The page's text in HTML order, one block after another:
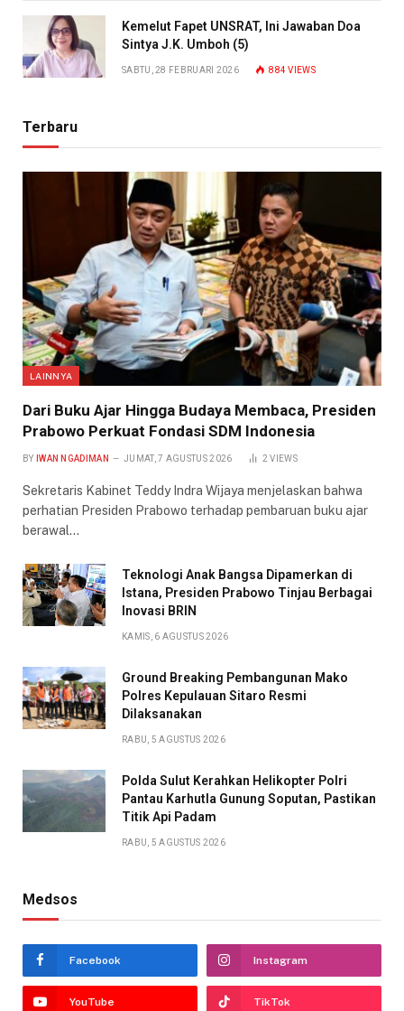
Kemelut Fapet UNSRAT, Ini Jawaban Doa
Sintya J.K. Umboh (5)
SABTU, 28 FEBRUARI 2026 884VIEWS
Terbaru
LAINNYA
Dari Buku Ajar Hingga Budaya Membaca, Presiden
Prabowo Perkuat Fondasi SDM Indonesia
BY IWAN NGADIMAN JUMAT, 7 AGUSTUS 2026 2VIEWS
Sekretaris Kabinet Teddy Indra Wijaya menjelaskan bahwa
perhatian Presiden Prabowo terhadap pembaruan buku ajar
berawal…
Teknologi Anak Bangsa Dipamerkan di
Istana, Presiden Prabowo Tinjau Berbagai
Inovasi BRIN
KAMIS, 6 AGUSTUS 2026
Ground Breaking Pembangunan Mako
Polres Kepulauan Sitaro Resmi
Dilaksanakan
RABU, 5 AGUSTUS 2026
Polda Sulut Kerahkan Helikopter Polri
Pantau Karhutla Gunung Soputan, Pastikan
Titik Api Padam
RABU, 5 AGUSTUS 2026
Medsos
Facebook Instagram
YouTube TikTok